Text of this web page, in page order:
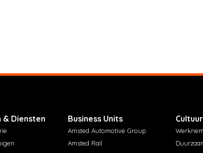
Diensten Business Units
Amsted Automotive Group
Amsted Rail
Cultuur